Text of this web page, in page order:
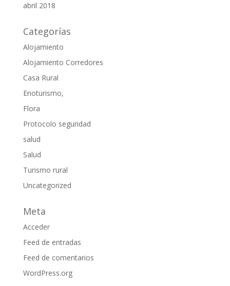
abril 2018
Categorías
Alojamiento
Alojamiento Corredores
Casa Rural
Enoturismo,
Flora
Protocolo seguridad
salud
Salud
Turismo rural
Uncategorized
Meta
Acceder
Feed de entradas
Feed de comentarios
WordPress.org